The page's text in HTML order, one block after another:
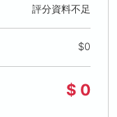
評分資料不足
$0
$ 0